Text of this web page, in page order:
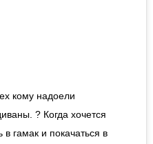
кому надоели
? Когда хочется
в гамак и покачаться в